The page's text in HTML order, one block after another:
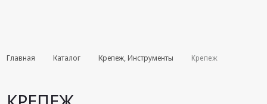
Комплекты
Главная Каталог Крепеж, Инструменты Крепеж